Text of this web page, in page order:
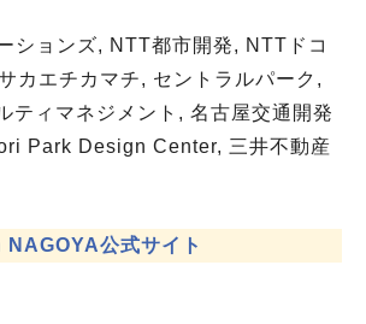
ションズ, NTT都市開発, NTTドコ
カエチカマチ, セントラルパーク,
ティマネジメント, 名古屋交通開発
Park Design Center, 三井不動産
公式サイト